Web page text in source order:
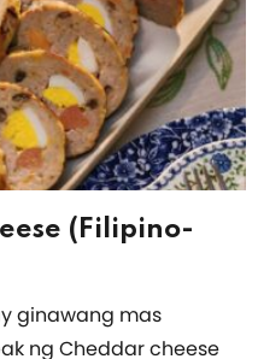
(Filipino-
ginawang mas
ng Cheddar cheese